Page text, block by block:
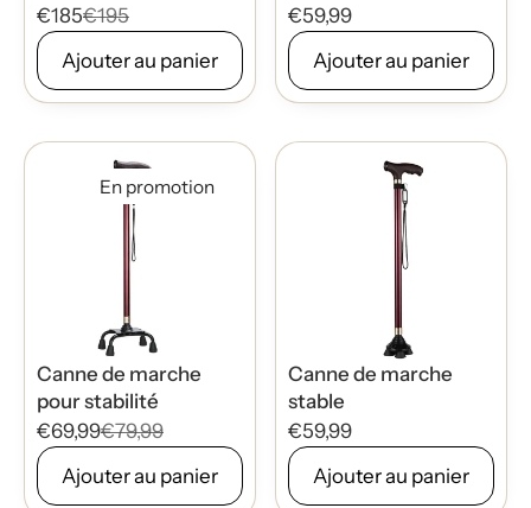
€185€195
Ajouter au panier
€59,99
Ajouter au panier
En promotion
Canne de marche
pour stabilité
€69,99€79,99
Ajouter au panier
Canne de marche
stable
€59,99
Ajouter au panier